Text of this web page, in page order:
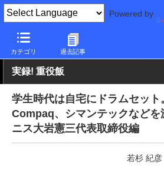
Powered by
カテゴリ 過去記事
PC Watch 市場 動向
実録! 重役飯
学生時代は自宅にドラムセット
Compaq、シマンテックなどを
ニス大岩憲三代表取締役編
若杉 紀彦